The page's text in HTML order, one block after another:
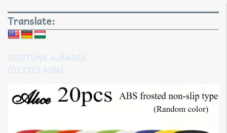
Translate:
SEGÍTÜNK AJÁNDÉK
ÖTLETET ADNI